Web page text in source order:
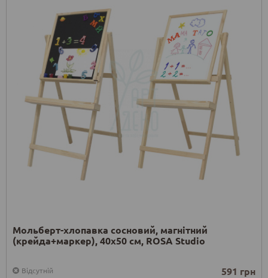
Мольберт-хлопавка сосновий, магнітний
(крейда+маркер), 40х50 см, ROSA Studio
Відсутній 591 грн